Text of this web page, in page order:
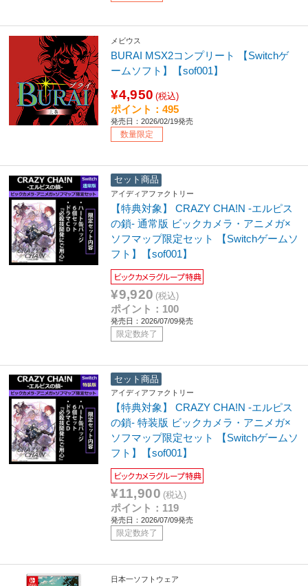
メビウス
BURAI MSX2コンプリート 【Switchゲ
ームソフト】【sof001】
¥4,950 (税込)
ポイント：495
発売日：2026/02/19発売
数量限定
セット商品
アイディアファクトリー
【特典対象】 CRAZY CHA!N -エルピス
の鎖- 通常版 ビックカメラ・アニメガ×
ソフマップ限定セット 【Switchゲームソ
フト】【sof001】
ビックカメラグループ特典
¥9,920 (税込)
ポイント：100
発売日：2026/07/09発売
限定数終了
セット商品
アイディアファクトリー
【特典対象】 CRAZY CHA!N -エルピス
の鎖- 特装版 ビックカメラ・アニメガ×
ソフマップ限定セット 【Switchゲームソ
フト】【sof001】
ビックカメラグループ特典
¥11,900 (税込)
ポイント：119
発売日：2026/07/09発売
限定数終了
日本一ソフトウェア